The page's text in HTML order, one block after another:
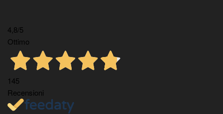
4,8/5
Ottimo
145
Recensioni